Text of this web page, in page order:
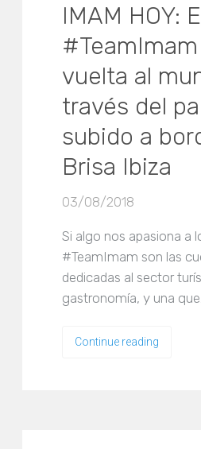
IMAM HOY:
vuelta al
través del
subido a
Brisa Ibiza
03/08/2018
Si algo nos apasiona a
#TeamImam son las
dedicadas al sector
gastronomía, y una que…
Continue reading